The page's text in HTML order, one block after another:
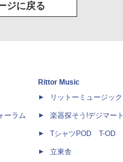
ジに戻る
ーラム
Rittor Music
リットーミュージック
楽器探そう!デジマート
TシャツPOD T-OD
立東舎